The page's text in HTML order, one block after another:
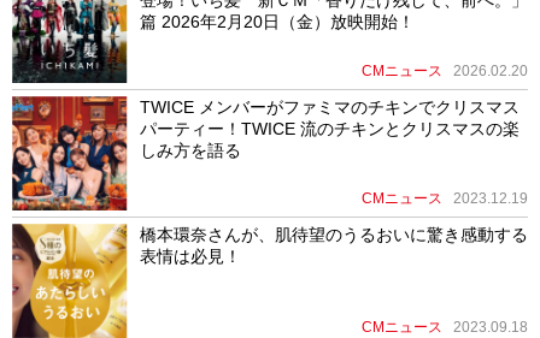
篇 2026年2月20日（金）放映開始！
CMニュース 2026.02.20
TWICE メンバーがファミマのチキンでクリスマス
パーティー！TWICE 流のチキンとクリスマスの楽
しみ方を語る
CMニュース 2023.12.19
橋本環奈さんが、肌待望のうるおいに驚き感動する
表情は必見！
CMニュース 2023.09.18